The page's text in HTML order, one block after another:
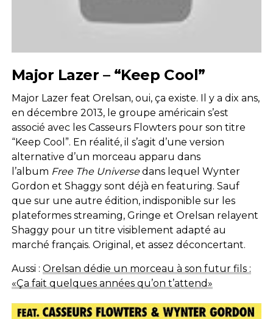
Major Lazer – “Keep Cool”
Major Lazer feat Orelsan, oui, ça existe. Il y a dix ans,
en décembre 2013, le groupe américain s’est
associé avec les Casseurs Flowters pour son titre
“Keep Cool”. En réalité, il s’agit d’une version
alternative d’un morceau apparu dans
l’album Free The Universedans lequel Wynter
Gordon et Shaggy sont déjà en featuring. Sauf
que sur une autre édition, indisponible sur les
plateformes streaming, Gringe et Orelsan relayent
Shaggy pour un titre visiblement adapté au
marché français. Original, et assez déconcertant.
Aussi : Orelsan dédie un morceau à son futur fils :
«Ça fait quelques années qu’on t’attend»